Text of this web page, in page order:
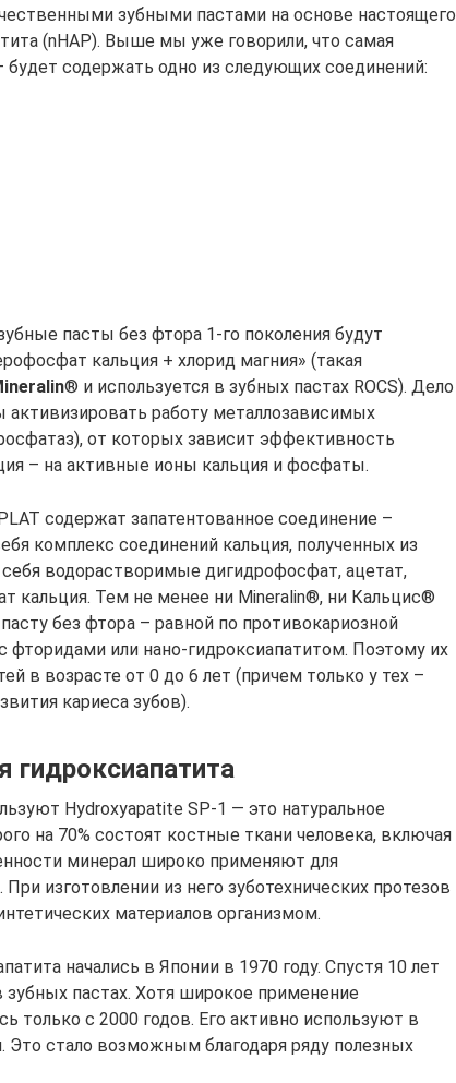
зубными пастами на основе настоящего
(nHAP). Выше мы уже говорили, что самая
будет содержать одно из следующих соединений:
пасты без фтора 1-го поколения будут
кальция + хлорид магния» (такая
® и используется в зубных пастах ROCS). Дело
работу металлозависимых
от которых зависит эффективность
– на активные ионы кальция и фосфаты.
содержат запатентованное соединение –
комплекс соединений кальция, полученных из
водорастворимые дигидрофосфат, ацетат,
кальция. Тем не менее ни Mineralin®, ни Кальцис®
без фтора – равной по противокариозной
или нано-гидроксиапатитом. Поэтому их
в возрасте от 0 до 6 лет (причем только у тех –
кариеса зубов).
гидроксиапатита
Hydroxyapatite SP-1 — это натуральное
на 70% состоят костные ткани человека, включая
минерал широко применяют для
изготовлении из него зуботехнических протезов
материалов организмом.
начались в Японии в 1970 году. Спустя 10 лет
зубных пастах. Хотя широкое применение
только с 2000 годов. Его активно используют в
Это стало возможным благодаря ряду полезных